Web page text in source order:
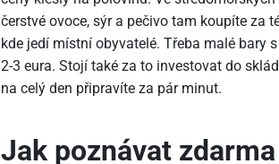
čerstvé ovoce, sýr a pečivo tam koupíte za
kde jedí místní obyvatelé. Třeba malé bary
2-3 eura. Stojí také za to investovat do
na celý den připravíte za pár minut.
Jak poznávat